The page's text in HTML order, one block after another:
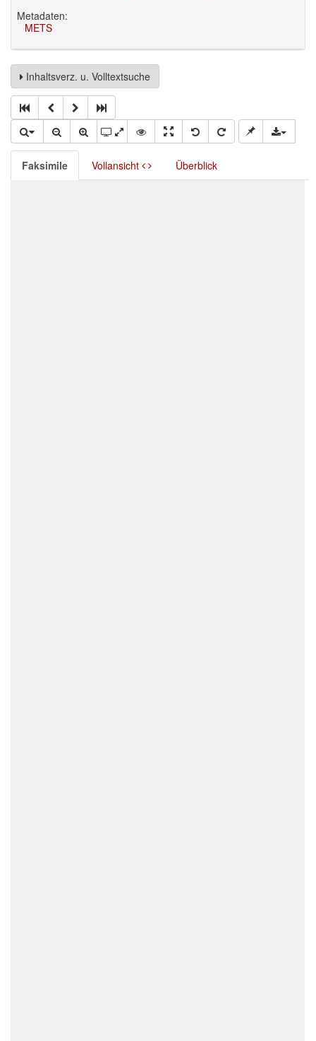
Metadaten:
METS
Inhaltsverz. u. Volltextsuche
Faksimile Vollansicht Überblick